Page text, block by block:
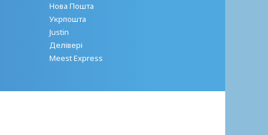
Нова Пошта
Укрпошта
Justin
Делівері
Meest Express